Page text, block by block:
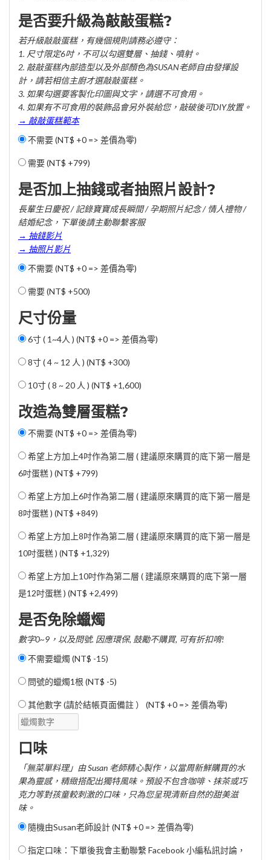
是否要升級為敲敲蛋糕?
若升級敲敲蛋糕，有幾個規則請務必遵守：
1. 尺寸限定6吋，不可以勾選雙層、抽錢、噴射。
2. 敲敲蛋糕內部造型以及外部顏色為SUSAN老師自由發揮設
計，請若相信主廚才選敲敲蛋糕。
3. 如果勾選要客製化印圖與文字，請選不可食用。
4. 如果有不可食用的裝飾品會另外裝給您，敲破後可DIY放置。
→ 敲敲蛋糕範本
不需要 (NT$ +0 => 差價為零)
需要 (NT$ +799)
是否加上抽錢或者抽照片設計?
長輩生日慶祝 / 記錄寶寶成長瞬間 / 孕期照片紀念 / 情人禮物 /
結婚紀念，下單後請主動聯繫客服
→ 抽錢影片
→ 抽照片影片
不需要 (NT$ +0 => 差價為零)
需要 (NT$ +500)
尺寸份量
6寸 ( 1~4人 ) (NT$ +0 => 差價為零)
8寸 ( 4 ~ 12 人 ) (NT$ +300)
10寸 ( 8 ~ 20 人 ) (NT$ +1,600)
改造為雙層蛋糕?
不需要 (NT$ +0 => 差價為零)
希望上方加上4吋作為第二層 ( 建議原來購買的底下第一層是
6吋蛋糕 ) (NT$ +799)
希望上方加上6吋作為第二層 ( 建議原來購買的底下第一層是
8吋蛋糕 ) (NT$ +849)
希望上方加上8吋作為第二層 ( 建議原來購買的底下第一層是
10吋蛋糕 ) (NT$ +1,329)
希望上方加上10吋作為第二層 ( 建議原來購買的底下第一層
是12吋蛋糕 ) (NT$ +2,499)
是否免除蠟燭
數字0~9，以及問號. 因應環保, 鼓勵不購買, 可有折扣唷!
不需要蠟燭 (NT$ -15)
問號的蠟燭1根 (NT$ -5)
其他數字 (請於結帳頁面備註 ） (NT$ +0 => 差價為零)
口味
「無菜單料理」由 Susan 老師精心製作，以當周新鮮購買的水
果為靈感，精緻搭配出獨特風味。預設不包含咖啡、抹茶或巧
克力等對孩童較刺激的口味，只為您呈現清新自然的甜美滋
味。
隨機由Susan老師設計 (NT$ +0 => 差價為零)
指定口味：下單後我會主動聯繫 Facebook 小編私訊討論，